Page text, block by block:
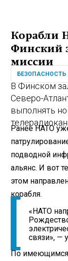
Корабли
Финский
миссии
БЕЗОПАСНОСТЬ
В Финском
Северо-
выполнять
Ранее НАТО
подводной
альянс. И вот
этом
корабля.
«НАТО
связи», —
По